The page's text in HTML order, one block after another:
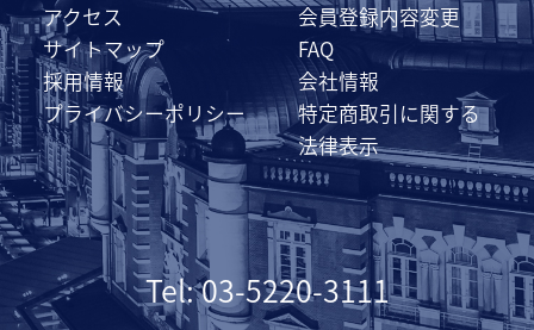
アクセス
会員登録内容変更
サイトマップ
FAQ
採用情報
会社情報
プライバシーポリシー
特定商取引に関する
法律表示
Tel: 03-5220-3111